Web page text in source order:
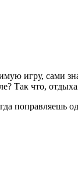
игру, сами
Так что,
поправляешь